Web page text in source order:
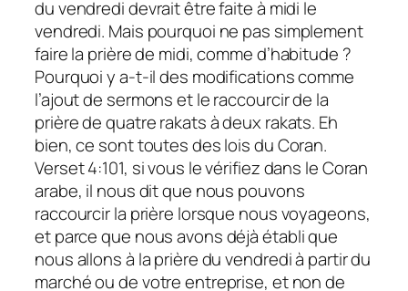
du vendredi devrait être faite à midi le
vendredi. Mais pourquoi ne pas simplement
faire la prière de midi, comme d’habitude ?
Pourquoi y a-t-il des modifications comme
l’ajout de sermons et le raccourcir de la
prière de quatre rakats à deux rakats. Eh
bien, ce sont toutes des lois du Coran.
Verset 4:101, si vous le vérifiez dans le Coran
arabe, il nous dit que nous pouvons
raccourcir la prière lorsque nous voyageons,
et parce que nous avons déjà établi que
nous allons à la prière du vendredi à partir du
marché ou de votre entreprise, et non de